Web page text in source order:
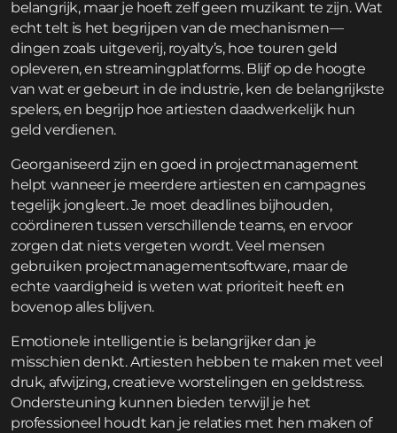
belangrijk, maar je hoeft zelf geen muzikant te zijn. Wat
echt telt is het begrijpen van de mechanismen—
dingen zoals uitgeverij, royalty’s, hoe touren geld
opleveren, en streamingplatforms. Blijf op de hoogte
van wat er gebeurt in de industrie, ken de belangrijkste
spelers, en begrijp hoe artiesten daadwerkelijk hun
geld verdienen.
Georganiseerd zijn en goed in projectmanagement
helpt wanneer je meerdere artiesten en campagnes
tegelijk jongleert. Je moet deadlines bijhouden,
coördineren tussen verschillende teams, en ervoor
zorgen dat niets vergeten wordt. Veel mensen
gebruiken projectmanagementsoftware, maar de
echte vaardigheid is weten wat prioriteit heeft en
bovenop alles blijven.
Emotionele intelligentie is belangrijker dan je
misschien denkt. Artiesten hebben te maken met veel
druk, afwijzing, creatieve worstelingen en geldstress.
Ondersteuning kunnen bieden terwijl je het
professioneel houdt kan je relaties met hen maken of